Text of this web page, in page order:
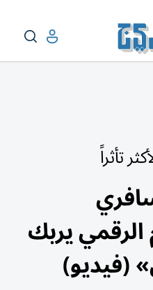
تأثراً
الرقمي يربك
(فيديو)